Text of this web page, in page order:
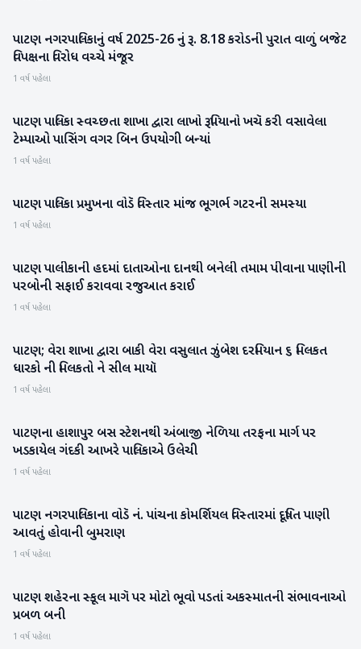
પાટણ
પાટણ નગરપાલિકાનું વર્ષ 2025-26 નું રૂ. 8.18 કરોડની પુરાત વાળું બજેટ
વિપક્ષના વિરોધ વચ્ચે મંજૂર
1 વર્ષ પહેલા
પાટણ
પાટણ પાલિકા સ્વચ્છતા શાખા દ્વારા લાખો રૂપિયાનો ખચૅ કરી વસાવેલા
ટેમ્પાઓ પાસિંગ વગર બિન ઉપયોગી બન્યાં
1 વર્ષ પહેલા
પાટણ
પાટણ પાલિકા પ્રમુખના વોડૅ વિસ્તાર માંજ ભૂગર્ભ ગટરની સમસ્યા
1 વર્ષ પહેલા
પાટણ
પાટણ પાલીકાની હદમાં દાતાઓના દાનથી બનેલી તમામ પીવાના પાણીની
પરબોની સફાઈ કરાવવા રજુઆત કરાઈ
1 વર્ષ પહેલા
પાટણ
પાટણ; વેરા શાખા દ્વારા બાકી વેરા વસુલાત ઝુંબેશ દરમિયાન ૬ મિલકત
ધારકો ની મિલકતો ને સીલ માયૉ
1 વર્ષ પહેલા
પાટણ
પાટણના હાશાપુર બસ સ્ટેશનથી અંબાજી નેળિયા તરફના માર્ગ પર
ખડકાયેલ ગંદકી આખરે પાલિકાએ ઉલેચી
1 વર્ષ પહેલા
પાટણ
પાટણ નગરપાલિકાના વોડૅ નં. પાંચના કોમર્શિયલ વિસ્તારમાં દૂષિત પાણી
આવતું હોવાની બુમરાણ
1 વર્ષ પહેલા
પાટણ
પાટણ શહેરના સ્કૂલ માગૅ પર મોટો ભૂવો પડતાં અકસ્માતની સંભાવનાઓ
પ્રબળ બની
1 વર્ષ પહેલા